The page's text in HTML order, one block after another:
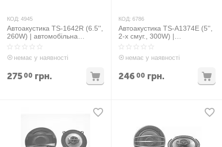
КОД: 4945
Автоакустика TS-1642R (6.5'',
260W) | автомобільна
акустика динаміки
немає у наявності
27500 грн.
КОД: 6786
Автоакустика TS-A1374E (5'',
2-х смуг., 300W) |
автомобільна акустика
колонки
немає у наявності
24600 грн.